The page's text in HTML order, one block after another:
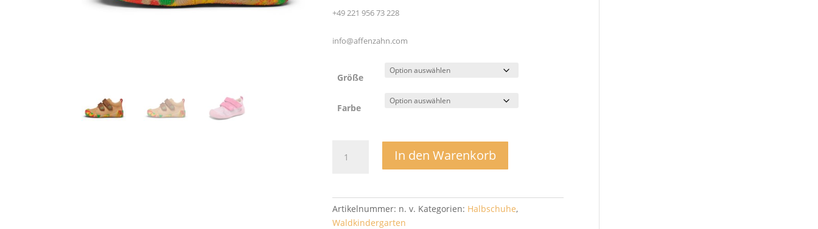
+49 221 956 73 228
info@affenzahn.com
Größe
Farbe
Lederwalky
Menge
In den Warenkorb
Artikelnummer: n. v. Kategorien: Halbschuhe,
Waldkindergarten